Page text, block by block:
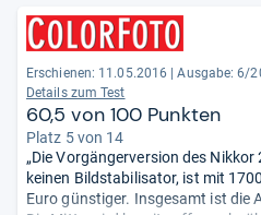
Erschienen: 11.05.2016
Ausgabe: 6/
Details zum Test
60,5 von 100 Punkten
Platz 5 von 14
„Die Vorgängerversion des Nikkor
keinen Bildstabilisator, ist mit
Euro günstiger. Insgesamt ist die